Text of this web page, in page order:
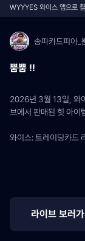
WYYYES 와이스 앱으로
송파카드피아_
뿜뿜 !!
2026년 3월 13일, 와
브에서 판매된 힛 아이
와이스: 트레이딩카드
라이브 보러